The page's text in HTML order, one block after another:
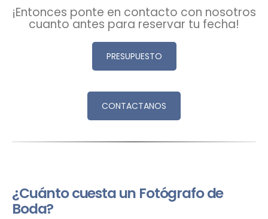
¡Entonces ponte en contacto con nosotros
cuanto antes para reservar tu fecha!
PRESUPUESTO
CONTACTANOS
¿Cuánto cuesta un Fotógrafo de
Boda?